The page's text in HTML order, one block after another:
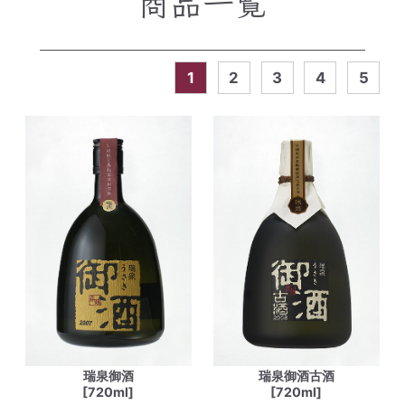
1 2 3 4 5
瑞泉御酒
[720ml]
瑞泉御酒古酒
[720ml]